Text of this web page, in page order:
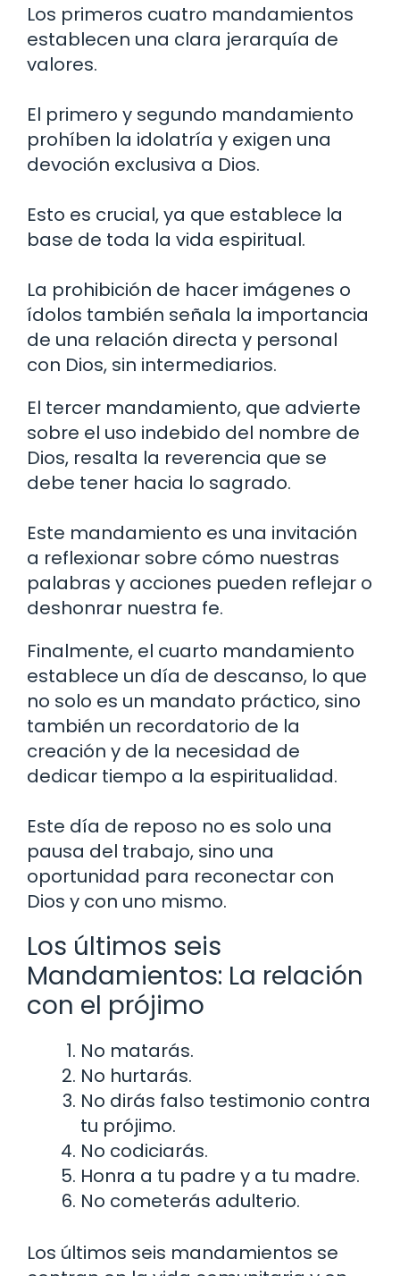
Los primeros cuatro mandamientos
establecen una clara jerarquía de
valores.
El primero y segundo mandamiento
prohíben la idolatría y exigen una
devoción exclusiva a Dios.
Esto es crucial, ya que establece la
base de toda la vida espiritual.
La prohibición de hacer imágenes o
ídolos también señala la importancia
de una relación directa y personal
con Dios, sin intermediarios.
El tercer mandamiento, que advierte
sobre el uso indebido del nombre de
Dios, resalta la reverencia que se
debe tener hacia lo sagrado.
Este mandamiento es una invitación
a reflexionar sobre cómo nuestras
palabras y acciones pueden reflejar o
deshonrar nuestra fe.
Finalmente, el cuarto mandamiento
establece un día de descanso, lo que
no solo es un mandato práctico, sino
también un recordatorio de la
creación y de la necesidad de
dedicar tiempo a la espiritualidad.
Este día de reposo no es solo una
pausa del trabajo, sino una
oportunidad para reconectar con
Dios y con uno mismo.
Los últimos seis
Mandamientos: La relación
con el prójimo
No matarás.
No hurtarás.
No dirás falso testimonio contra
tu prójimo.
No codiciarás.
Honra a tu padre y a tu madre.
No cometerás adulterio.
Los últimos seis mandamientos se